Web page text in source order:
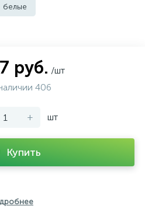
белые
подвесные трековые
системы
Lux Ambrella
руб. /шт
406
+ шт
Купить